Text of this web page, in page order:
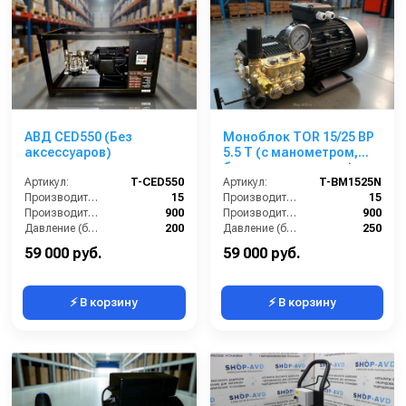
АВД CED550 (Без
аксессуаров)
Артикул:
T-CED550
Производительность (л/мин):
15
Производительность (л/ч):
900
Давление (бар):
200
59 000 руб.
⚡ В корзину
Моноблок TOR 15/25 BP
5.5 T (с манометром,
без кнопки запуска)
Артикул:
T-BM1525N
Производительность (л/мин):
15
Производительность (л/ч):
900
Давление (бар):
250
59 000 руб.
⚡ В корзину